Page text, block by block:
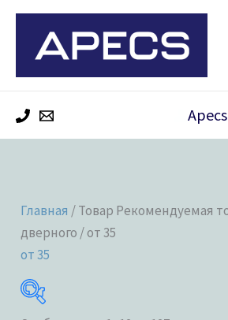
Перейти
содержимому
Главная / Товар Рекомендуемая
дверного / от 35
от 35